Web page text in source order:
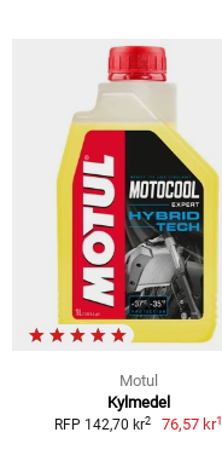
Motul
Kylmedel
RFP 142,70 kr2 76,57 kr1